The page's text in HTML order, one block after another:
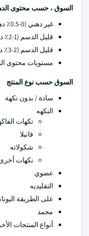
السوق ، حسب محتوى
غير دهني (0-0.5٪ دهون)
قليل الدسم (1-2٪ دهون)
قليل الدسم (2-3٪ دهون)
مستويات محتوى
السوق حسب نوع المنتج
سادة / بدون نكهة
النكهه
نكهات
فانيلا
شكولاته
نكهات
عضوي
التقليديه
على الطريقة
مجمد
أنواع المنتجات